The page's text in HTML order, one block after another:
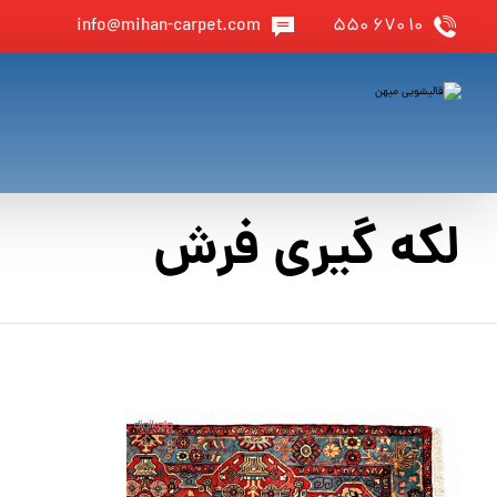
۱۰ ۶۷۰ ۵۵۰ info@mihan-carpet.com
لکه گیری فرش